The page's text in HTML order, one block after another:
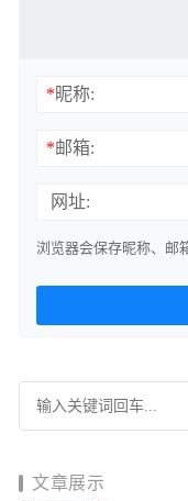
*昵称:
*邮箱:
网址:
浏览器会保存昵称、邮
文章展示